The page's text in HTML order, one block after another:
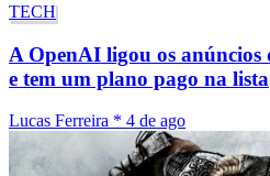
TECH
A OpenAI ligou os
e tem um plano pago na lista
Lucas Ferreira * 4 de ago